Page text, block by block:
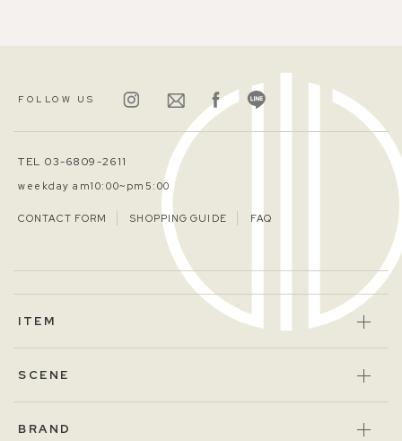
FOLLOW US
TEL 03-6809-2611
weekday am10:00~pm5:00
CONTACT FORM SHOPPING GUIDE FAQ
ITEM
SCENE
BRAND